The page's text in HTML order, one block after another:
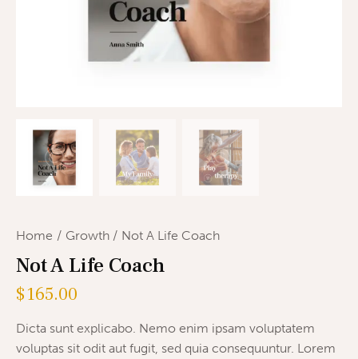
Home Growth Not A Life Coach
Not A Life Coach
$165.00
Dicta sunt explicabo. Nemo enim ipsam voluptatem
voluptas sit odit aut fugit, sed quia consequuntur. Lorem